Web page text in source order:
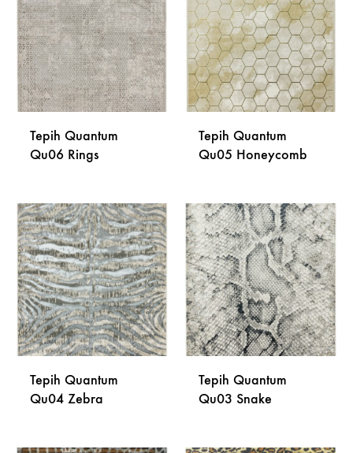
LISTU
ŽELJA
LISTU
ŽELJA
Tepih Quantum
Qu06 Rings
DODAJ
NA
LISTU
ŽELJA
Tepih Quantum
Qu05 Honeycomb
NA
LISTU
ŽELJA
Tepih Quantum
Qu04 Zebra
Tepih Quantum
Qu03 Snake